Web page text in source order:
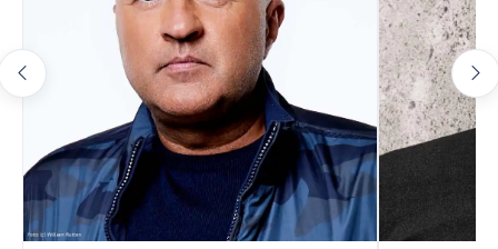
Vanaf 2025 is zij ook zichtbaar als duider bij RTL,
waar ze actuele misdaad- en rechtszaken toelicht
voor een groot publiek.
Wat Astrid uniek maakt, is haar vermogen om een
zwaar en soms pijnlijk verhaal te vertalen naar lessen
over veerkracht, doorzettingsvermogen en mentale
kracht. Ze laat zien hoe woede en frustratie kunnen
worden omgezet in positieve energie, en hoe zelfs in